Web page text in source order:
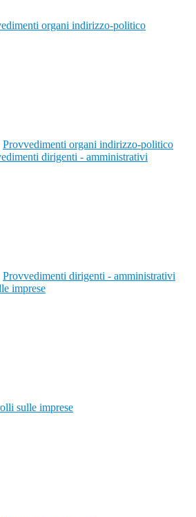
organi indirizzo-politico
Provvedimenti organi indirizzo-politico
dirigenti - amministrativi
Provvedimenti dirigenti - amministrativi
imprese
sulle imprese